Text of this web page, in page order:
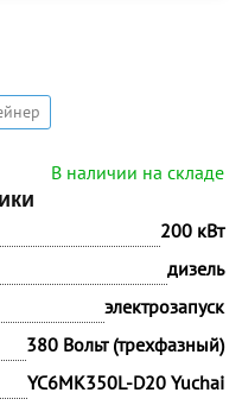
В наличии на складе
200 кВт
дизель
электрозапуск
380 Вольт (трехфазный)
YC6MK350L-D20 Yuchai